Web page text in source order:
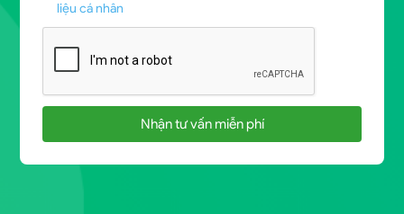
liệu cá nhân
Nhận tư vấn miễn phí